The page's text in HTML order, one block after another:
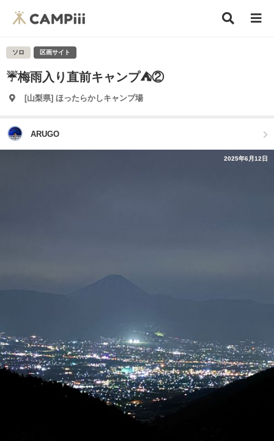
ソロ 区画サイト
☔️梅雨入り直前キャンプ⛺️②
[山梨県] ほったらかしキャンプ場
ARUGO
2025年6月12日